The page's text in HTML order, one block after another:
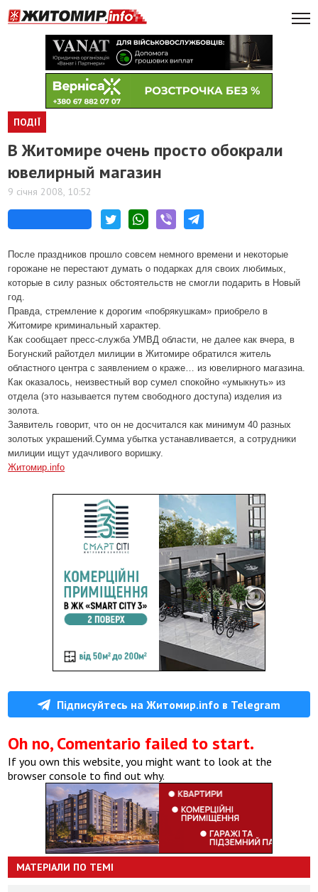
ПОДІЇ
В Житомире очень просто обокрали
ювелирный магазин
9 січня 2008, 10:52
После праздников прошло совсем немного времени и некоторые
горожане не перестают думать о подарках для своих любимых,
которые в силу разных обстоятельств не смогли подарить в Новый
год.
Правда, стремление к дорогим «побрякушкам» приобрело в
Житомире криминальный характер.
Как сообщает пресс-служба УМВД области, не далее как вчера, в
Богунский райотдел милиции в Житомире обратился житель
областного центра с заявлением о краже… из ювелирного магазина.
Как оказалось, неизвестный вор сумел спокойно «умыкнуть» из
отдела (это называется путем свободного доступа) изделия из
золота.
Заявитель говорит, что он не досчитался как минимум 40 разных
золотых украшений.Сумма убытка устанавливается, а сотрудники
милиции ищут удачливого воришку.
Житомир.info
Підписуйтесь на Житомир.info в Telegram
Oh no, Comentario failed to start.
If you own this website, you might want to look at the
browser console to find out why.
МАТЕРІАЛИ ПО ТЕМІ